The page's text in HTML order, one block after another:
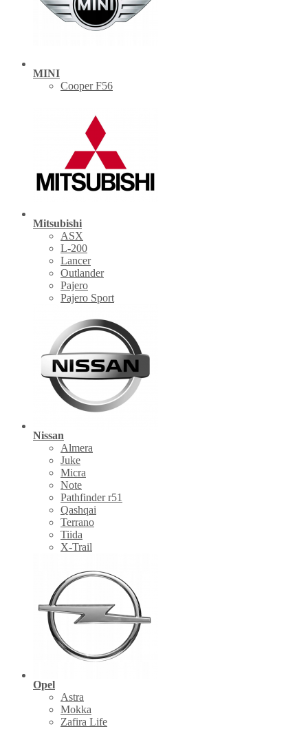
MINI
Cooper F56
Mitsubishi
ASX
L-200
Lancer
Outlander
Pajero
Pajero Sport
Nissan
Almera
Juke
Micra
Note
Pathfinder r51
Qashqai
Terrano
Tiida
X-Trail
Opel
Astra
Mokka
Zafira Life